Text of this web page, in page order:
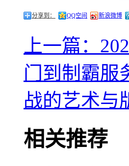
分享到： QQ空间 新浪微博
上一篇：
门到制霸服
战的艺术与
相关推荐